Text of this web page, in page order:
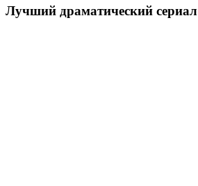
Лучший драматический сериал